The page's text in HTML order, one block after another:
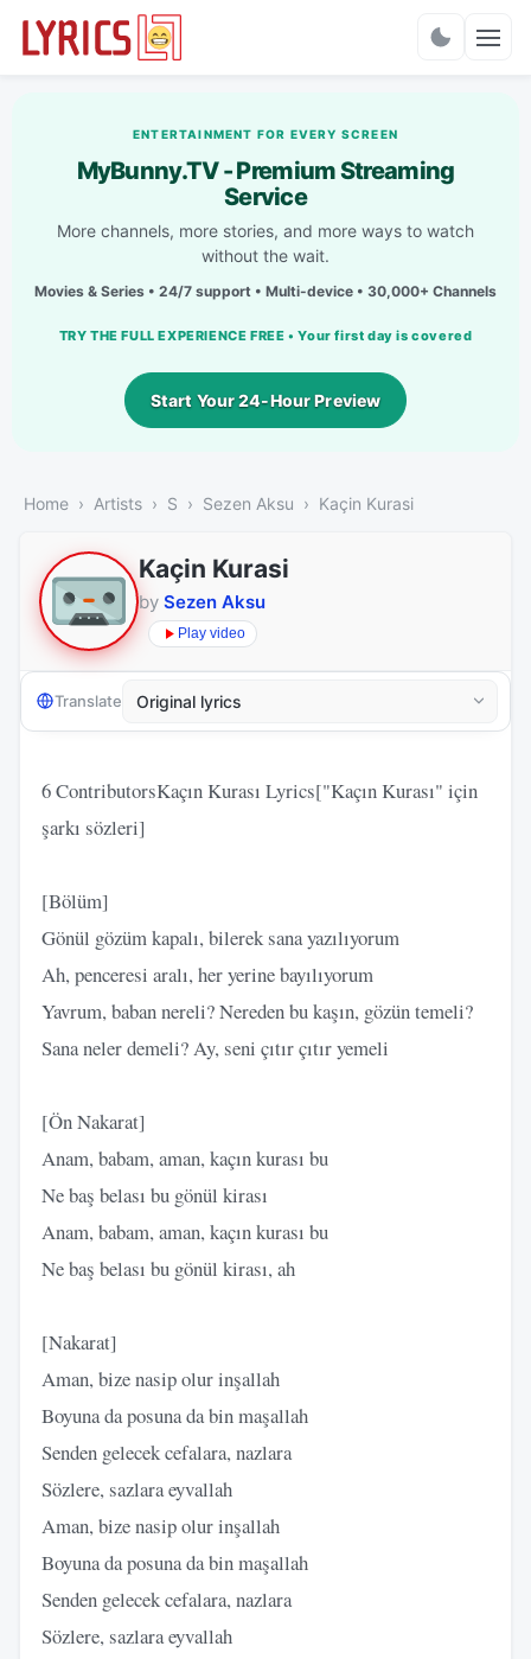
ENTERTAINMENT FOR EVERY SCREEN
MyBunny.TV - Premium Streaming
Service
More channels, more stories, and more ways to watch
without the wait.
Movies & Series • 24/7 support • Multi-device • 30,000+ Channels
TRY THE FULL EXPERIENCE FREE • Your first day is covered
Start Your 24-Hour Preview
Home Artists S Sezen Aksu Kaçin Kurasi
Kaçin Kurasi
by Sezen Aksu
Play video
Translate
6 ContributorsKaçın Kurası Lyrics["Kaçın Kurası" için
şarkı sözleri]
[Bölüm]
Gönül gözüm kapalı, bilerek sana yazılıyorum
Ah, penceresi aralı, her yerine bayılıyorum
Yavrum, baban nereli? Nereden bu kaşın, gözün temeli?
Sana neler demeli? Ay, seni çıtır çıtır yemeli
[Ön Nakarat]
Anam, babam, aman, kaçın kurası bu
Ne baş belası bu gönül kirası
Anam, babam, aman, kaçın kurası bu
Ne baş belası bu gönül kirası, ah
[Nakarat]
Aman, bize nasip olur inşallah
Boyuna da posuna da bin maşallah
Senden gelecek cefalara, nazlara
Sözlere, sazlara eyvallah
Aman, bize nasip olur inşallah
Boyuna da posuna da bin maşallah
Senden gelecek cefalara, nazlara
Sözlere, sazlara eyvallah